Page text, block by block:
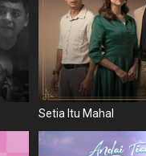
Setia Itu Mahal